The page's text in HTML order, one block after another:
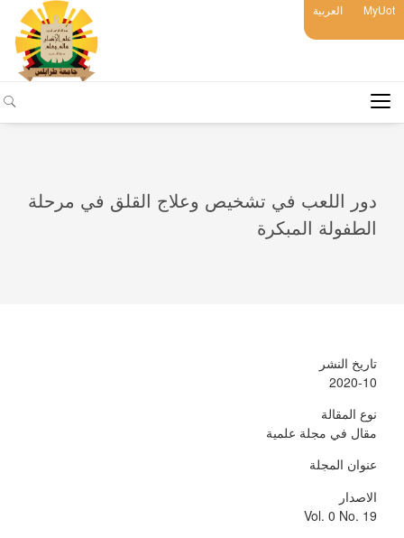
العربية MyUot
دور اللعب في تشخيص وعلاج القلق في مرحلة
الطفولة المبكرة
تاريخ النشر
2020-10
نوع المقالة
مقال في مجلة علمية
عنوان المجلة
الاصدار
Vol. 0 No. 19